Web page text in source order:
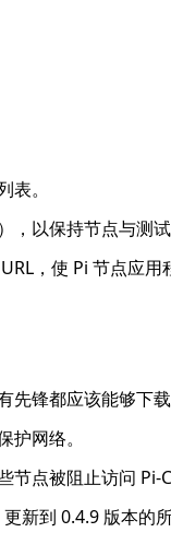
。
以保持节点与测试
，使 Pi 节点应用
锋都应该能够下
网络。
点被阻止访问 Pi-
新到 0.4.9 版本